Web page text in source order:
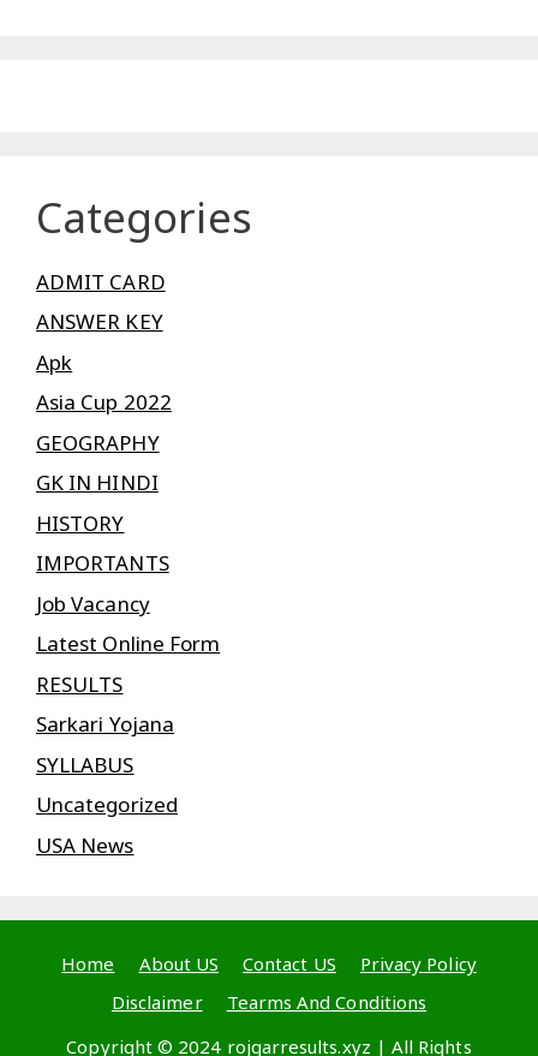
Categories
ADMIT CARD
ANSWER KEY
Apk
Asia Cup 2022
GEOGRAPHY
GK IN HINDI
HISTORY
IMPORTANTS
Job Vacancy
Latest Online Form
RESULTS
Sarkari Yojana
SYLLABUS
Uncategorized
USA News
Home About US Contact US
Privacy Policy
Disclaimer
Tearms And Conditions
Copyright © 2024 rojgarresults.xyz | All Rights